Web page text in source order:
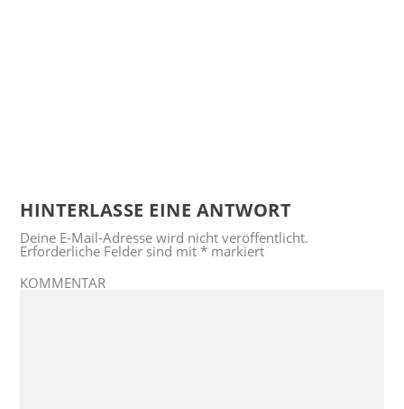
HINTERLASSE EINE ANTWORT
Deine E-Mail-Adresse wird nicht veröffentlicht.
Erforderliche Felder sind mit* markiert
KOMMENTAR